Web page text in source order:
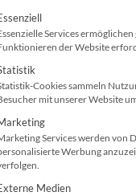
in eine
sondern auch
die
eine Liste
Services
der Website
Cookies sammeln
mit unserer Website
Services werden von
Werbung
Medien